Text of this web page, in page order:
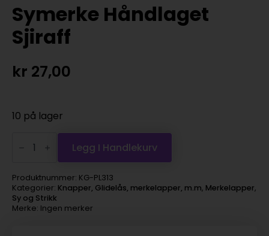
Symerke Håndlaget
Sjiraff
kr 27,00
10 på lager
Håndlaget
Sjiraff
Legg I Handlekurv
Produktnummer: KG-PL313
Kategorier: Knapper, Glidelås, merkelapper, m.m, Merkelapper,
Sy og Strikk
Merke: Ingen merker